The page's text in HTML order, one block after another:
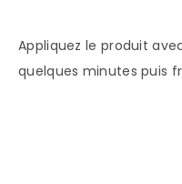
Appliquez le produit
quelques minutes puis